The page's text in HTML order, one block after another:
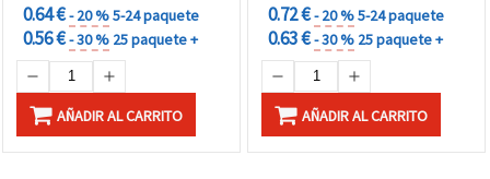
0.64 €- 20 %5-24 paquete
0.56 €- 30 % 25 paquete +
AÑADIR AL CARRITO
0.72 €- 20 %5-24 paquete
0.63 €- 30 % 25 paquete +
AÑADIR AL CARRITO